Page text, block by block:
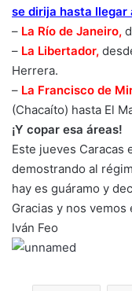
se dirija hasta llegar
– La Río de Janeiro,
– La Libertador,
Herrera.
– La Francisco de
(Chacaíto) hasta El
¡Y copar esa áreas!
Este jueves Caracas
demostrando al
hay es guáramo y
Gracias y nos
Iván Feo